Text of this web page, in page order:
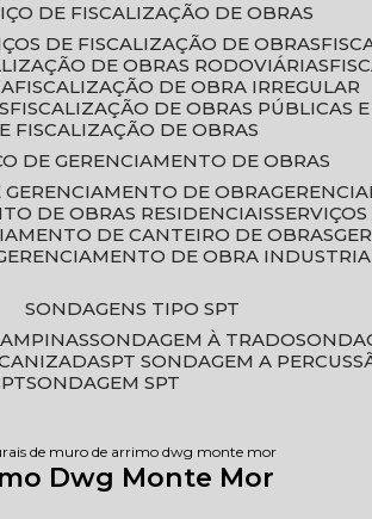
DE FISCALIZAÇÃO DE OBRAS
DE FISCALIZAÇÃO DE OBRAS
DE OBRAS RODOVIÁRIAS
FISCALIZAÇÃO DE OBRA IRREGULAR
FISCALIZAÇÃO DE OBRAS PÚBLICAS
FISCALIZAÇÃO DE OBRAS
DE GERENCIAMENTO DE OBRAS
GERENCIAMENTO DE OBRA
DE OBRAS RESIDENCIAIS
DE CANTEIRO DE OBRAS
GERENCIAMENTO DE OBRA
SONDAGENS TIPO SPT
SONDAGEM À TRADO
SPT SONDAGEM A
SONDAGEM SPT
de muro de arrimo dwg monte mor
Dwg Monte Mor